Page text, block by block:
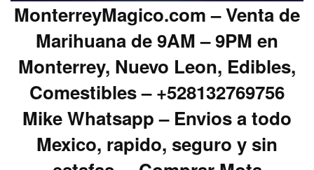
MonterreyMagico.com – Venta de
Marihuana de 9AM – 9PM en
Monterrey, Nuevo Leon, Edibles,
Comestibles – +528132769756
Mike Whatsapp – Envios a todo
Mexico, rapido, seguro y sin